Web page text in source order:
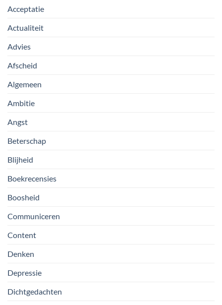
Acceptatie
Actualiteit
Advies
Afscheid
Algemeen
Ambitie
Angst
Beterschap
Blijheid
Boekrecensies
Boosheid
Communiceren
Content
Denken
Depressie
Dichtgedachten